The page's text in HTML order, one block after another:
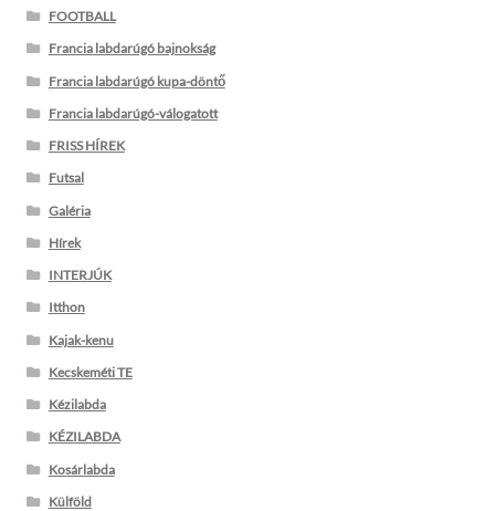
FOOTBALL
Francia labdarúgó bajnokság
Francia labdarúgó kupa-döntő
Francia labdarúgó-válogatott
FRISS HÍREK
Futsal
Galéria
Hírek
INTERJÚK
Itthon
Kajak-kenu
Kecskeméti TE
Kézilabda
KÉZILABDA
Kosárlabda
Külföld